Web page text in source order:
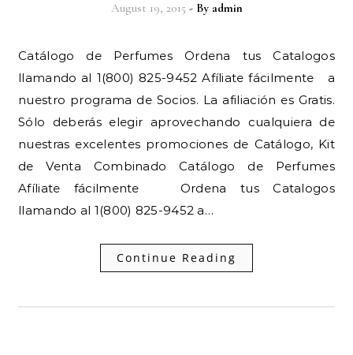
August 19, 2015 - By admin
Catálogo de Perfumes Ordena tus Catalogos
llamando al 1(800) 825-9452 Afíliate fácilmente a
nuestro programa de Socios. La afiliación es Gratis.
Sólo deberás elegir aprovechando cualquiera de
nuestras excelentes promociones de Catálogo, Kit
de Venta Combinado Catálogo de Perfumes
Afíliate fácilmente Ordena tus Catalogos
llamando al 1(800) 825-9452 a…
Continue Reading